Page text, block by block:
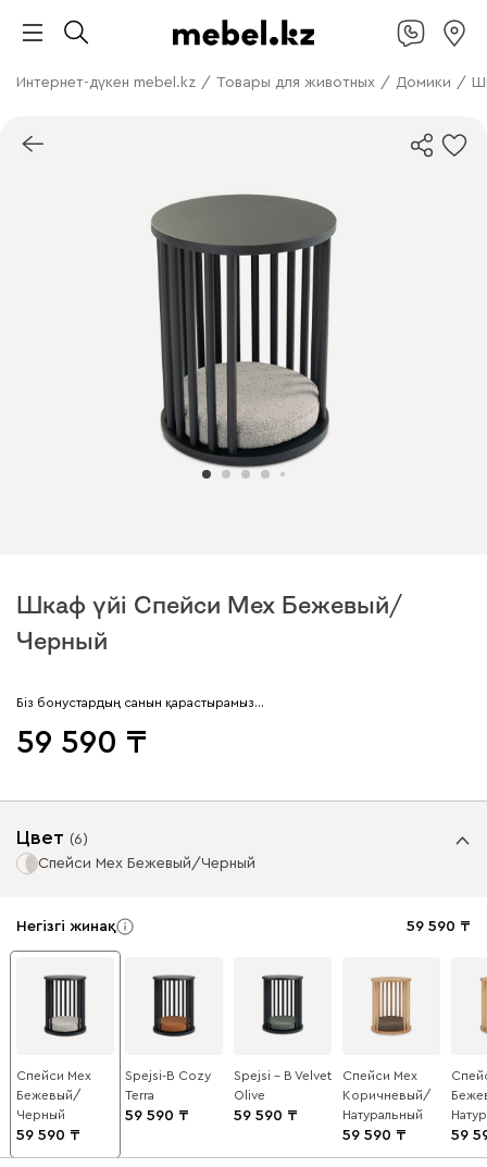
Интернет-дүкен mebel.kz / Товары для животных / Домики /
Шкаф үйі Спейси Мех Бежевый/
Черный
Біз бонустардың санын қарастырамыз…
59 590
Цвет (6)
Спейси Мех Бежевый/Черный
Негізгі жинақ 59 590
Спейси Мех
Бежевый/
Черный
59 590
Spejsi-B Cozy
Terra
59 590
Spejsi - B Velvet
Olive
59 590
Спейси Мех
Коричневый/
Натуральный
59 590 59